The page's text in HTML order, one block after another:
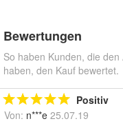
Bewertungen
So haben Kunden, die
haben, den Kauf bewertet.
Positiv
Von: n***e 25.07.19